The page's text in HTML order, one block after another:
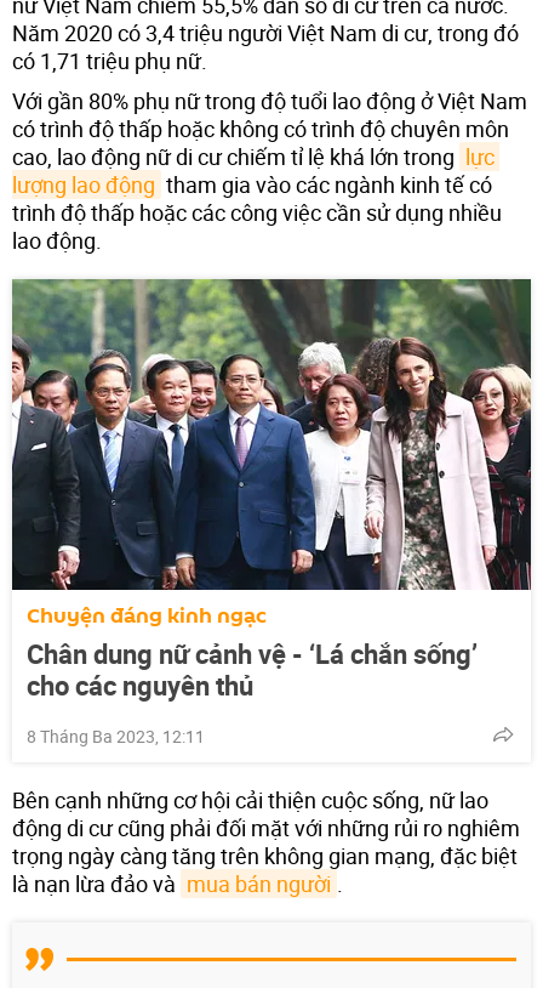
Năm 2020 có 3,4 triệu người Việt Nam di cư, trong đó
có 1,71 triệu phụ nữ.
Với gần 80% phụ nữ trong độ tuổi lao động ở Việt Nam
có trình độ thấp hoặc không có trình độ chuyên môn
cao, lao động nữ di cư chiếm tỉ lệ khá lớn trong lực
lượng lao động tham gia vào các ngành kinh tế có
trình độ thấp hoặc các công việc cần sử dụng nhiều
lao động.
Chuyện đáng kinh ngạc
Chân dung nữ cảnh vệ - ‘Lá chắn sống’
cho các nguyên thủ
8 Tháng Ba 2023, 12:11
Bên cạnh những cơ hội cải thiện cuộc sống, nữ lao
động di cư cũng phải đối mặt với những rủi ro nghiêm
trọng ngày càng tăng trên không gian mạng, đặc biệt
là nạn lừa đảo và mua bán người